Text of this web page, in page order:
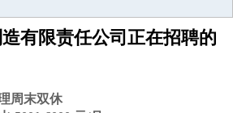
有限责任公司正在招聘的
周末双休